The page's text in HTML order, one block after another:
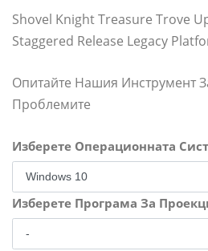
Shovel Knight Treasure Trove
Staggered Release Legacy
Опитайте Нашия Инструмент
Проблемите
Изберете Операционната
Изберете Програма За